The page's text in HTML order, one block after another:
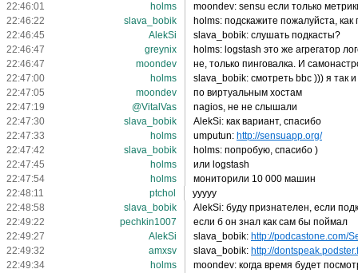
22:46:01
holms
moondev: sensu если только
22:46:22
slava_bobik
holms: подскажите пожалуйста,
22:46:45
AlekSi
slava_bobik: слушать подкасты?
22:46:47
greynix
holms: logstash это же агрегатор
22:46:47
moondev
не, только пинговалка. И
22:47:00
holms
slava_bobik: смотреть bbc ))) я так
22:47:05
moondev
по виртуальным хостам
22:47:19
@VitalVas
nagios, не не слышали
22:47:30
slava_bobik
AlekSi: как вариант, спасибо
22:47:33
holms umputun: http://sensuapp.org/
22:47:42
slava_bobik
holms: попробую, спасибо )
22:47:45
holms
или logstash
22:47:54
holms
мониторили 10 000 машин
22:48:11
ptchol
ууууу
22:48:58
slava_bobik
AlekSi: буду признателен, если
22:49:22
pechkin1007
если б он знал как сам бы поймал
22:49:27
AlekSi slava_bobik: http://podcastone.com/
22:49:32
amxsv slava_bobik: http://
22:49:34
holms
moondev: когда время будет